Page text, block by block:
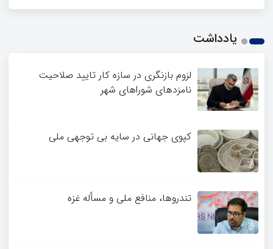
یادداشت
لزوم بازنگری در سازه کار تایید صلاحیت
نامزدهای شوراهای شهر
کپوی جهانی در سایه بی توجهی ملی
تندروها، منافع ملی و مسأله غزه